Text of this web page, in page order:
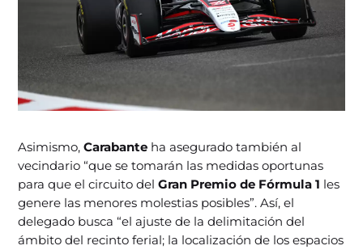
Asimismo,Carabante ha asegurado también al
vecindario “que se tomarán las medidas oportunas
para que el circuito delGran Premio de Fórmula 1 les
genere las menores molestias posibles”. Así, el
delegado busca “el ajuste de la delimitación del
ámbito del recinto ferial; la localización de los espacios